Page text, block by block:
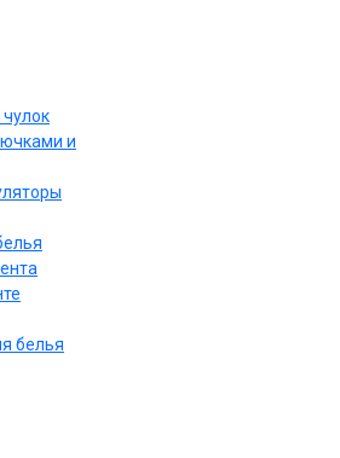
и
белья